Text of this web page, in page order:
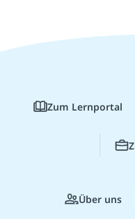
Zum Lernportal
Über uns